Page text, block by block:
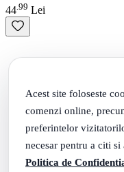
Acest site foloseste
comenzi online,
preferintelor
necesar pentru a citi si
Politica de
44 99 Lei